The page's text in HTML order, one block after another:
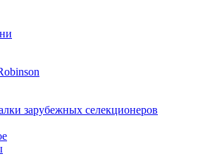
зарубежных селекционеров